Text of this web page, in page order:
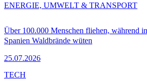
Über 100.000 Menschen fliehen, während
Spanien Waldbrände wüten
25.07.2026
ENERGIE, UMWELT & TRANSPORT
TECH